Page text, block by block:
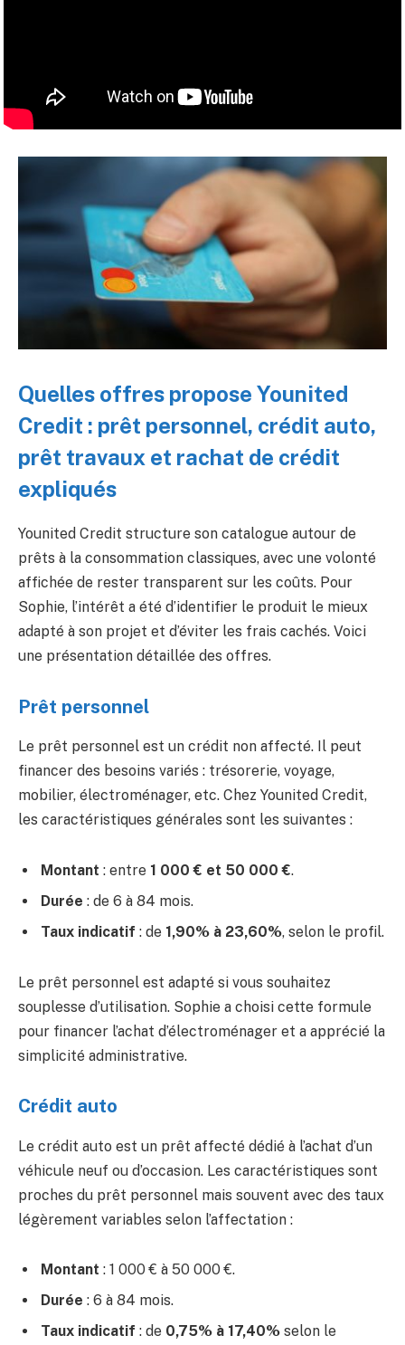
Quelles offres propose Younited
Credit : prêt personnel, crédit auto,
prêt travaux et rachat de crédit
expliqués
Younited Credit structure son catalogue autour de
prêts à la consommation classiques, avec une volonté
affichée de rester transparent sur les coûts. Pour
Sophie, l’intérêt a été d’identifier le produit le mieux
adapté à son projet et d’éviter les frais cachés. Voici
une présentation détaillée des offres.
Prêt personnel
Le prêt personnel est un crédit non affecté. Il peut
financer des besoins variés : trésorerie, voyage,
mobilier, électroménager, etc. Chez Younited Credit,
les caractéristiques générales sont les suivantes :
Montant : entre 1 000 € et 50 000 €.
Durée : de 6 à 84 mois.
Taux indicatif : de 1,90% à 23,60%, selon le profil.
Le prêt personnel est adapté si vous souhaitez
souplesse d’utilisation. Sophie a choisi cette formule
pour financer l’achat d’électroménager et a apprécié la
simplicité administrative.
Crédit auto
Le crédit auto est un prêt affecté dédié à l’achat d’un
véhicule neuf ou d’occasion. Les caractéristiques sont
proches du prêt personnel mais souvent avec des taux
légèrement variables selon l’affectation :
Montant : 1 000 € à 50 000 €.
Durée : 6 à 84 mois.
Taux indicatif : de 0,75% à 17,40% selon le